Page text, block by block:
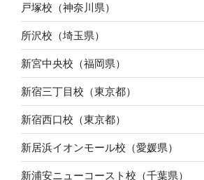
戸塚校（神奈川県）
所沢校（埼玉県）
新宮中央校（福岡県）
新宿三丁目校（東京都）
新宿西口校（東京都）
新居浜イオンモール校（愛媛県）
新浦安ニューコースト校（千葉県）